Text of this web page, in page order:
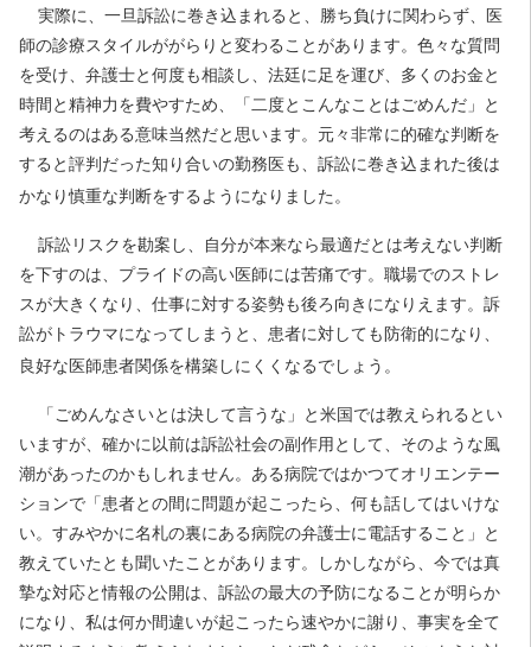
実際に、一旦訴訟に巻き込まれると、勝ち負けに関わらず、医
師の診療スタイルががらりと変わることがあります。色々な質問
を受け、弁護士と何度も相談し、法廷に足を運び、多くのお金と
時間と精神力を費やすため、「二度とこんなことはごめんだ」と
考えるのはある意味当然だと思います。元々非常に的確な判断を
すると評判だった知り合いの勤務医も、訴訟に巻き込まれた後は
かなり慎重な判断をするようになりました。
訴訟リスクを勘案し、自分が本来なら最適だとは考えない判断
を下すのは、プライドの高い医師には苦痛です。職場でのストレ
スが大きくなり、仕事に対する姿勢も後ろ向きになりえます。訴
訟がトラウマになってしまうと、患者に対しても防衛的になり、
良好な医師患者関係を構築しにくくなるでしょう。
「ごめんなさいとは決して言うな」と米国では教えられるとい
いますが、確かに以前は訴訟社会の副作用として、そのような風
潮があったのかもしれません。ある病院ではかつてオリエンテー
ションで「患者との間に問題が起こったら、何も話してはいけな
い。すみやかに名札の裏にある病院の弁護士に電話すること」と
教えていたとも聞いたことがあります。しかしながら、今では真
摯な対応と情報の公開は、訴訟の最大の予防になることが明らか
になり、私は何か間違いが起こったら速やかに謝り、事実を全て